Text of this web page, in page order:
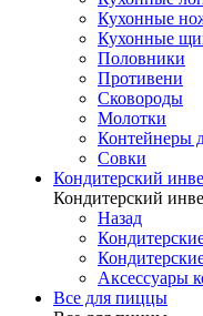
Кухонные
Кухонные
Половники
Противени
Сковороды
Молотки
Контейнеры
Совки
Кондитерский
Кондитерский
Назад
Аксессуары
Все для пиццы